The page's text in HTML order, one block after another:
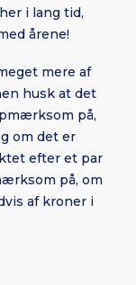
i lang tid,
årene!
mere af
husk at det
på,
om det er
efter et par
på, om
af kroner i